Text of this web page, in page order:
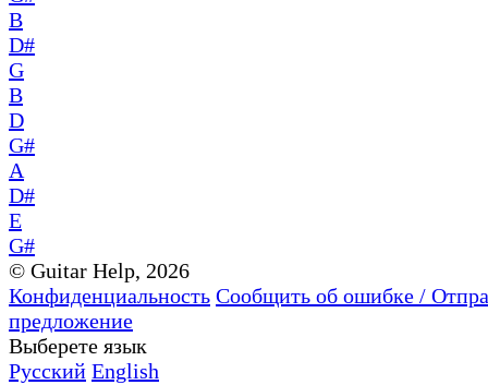
B
D#
G
B
D
G#
A
D#
E
G#
© Guitar Help, 2026
Конфиденциальность Сообщить об ошибке /
предложение
Выберете язык
Русский English